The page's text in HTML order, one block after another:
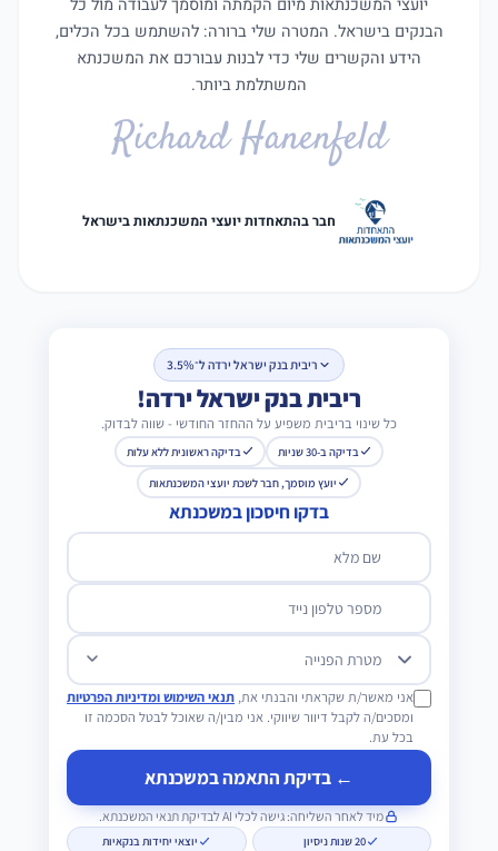
יועצי המשכנתאות מיום הקמתה ומוסמך לעבודה מול כל
הבנקים בישראל. המטרה שלי ברורה: להשתמש בכל הכלים,
הידע והקשרים שלי כדי לבנות עבורכם את המשכנתא
המשתלמת ביותר.
Richard Hanenfeld
חבר בהתאחדות יועצי המשכנתאות בישראל
ריבית בנק ישראל ירדה ל־3.5%
ריבית בנק ישראל ירדה!
כל שינוי בריבית משפיע על ההחזר החודשי - שווה לבדוק.
בדיקה ב-30 שניות
בדיקה ראשונית ללא עלות
יועץ מוסמך, חבר לשכת יועצי המשכנתאות
בדקו חיסכון במשכנתא
שם מלא
מספר טלפון נייד
מטרת הפנייה
אני מאשר/ת שקראתי והבנתי את, תנאי השימוש ומדיניות הפרטיות
ומסכים/ה לקבל דיוור שיווקי. אני מבין/ה שאוכל לבטל הסכמה זו
בכל עת.
← בדיקת התאמה במשכנתא
מיד לאחר השליחה: גישה לכלי AI לבדיקת תנאי המשכנתא.
20 שנות ניסיון יוצאי יחידות בנקאיות